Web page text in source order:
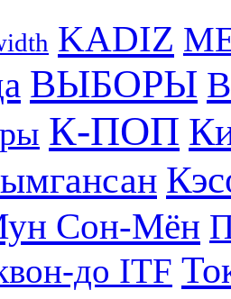
KADIZ
ВЫБОРЫ
К-ПОП
Сон-Мён
до ITF